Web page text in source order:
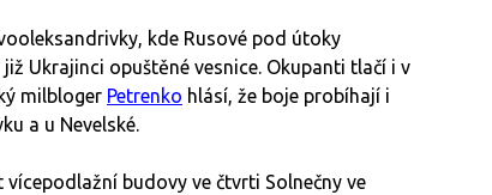
kde Rusové pod útoky
Ukrajinci opuštěné vesnice. Okupanti tlačí i v
milbloger Petrenko hlásí, že boje probíhají i
a u Nevelské.
vícepodlažní budovy ve čtvrti Solnečny ve